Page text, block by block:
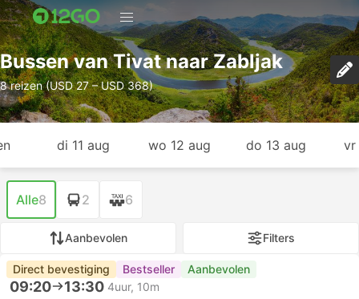
Bussen van Tivat naar Zabljak
8 reizen (USD 27 – USD 368)
di 11 aug wo 12 aug do 13 aug vr
Alle8 2 6
Aanbevolen Filters
Direct bevestiging Bestseller Aanbevolen
09:20 13:30 4uur, 10m